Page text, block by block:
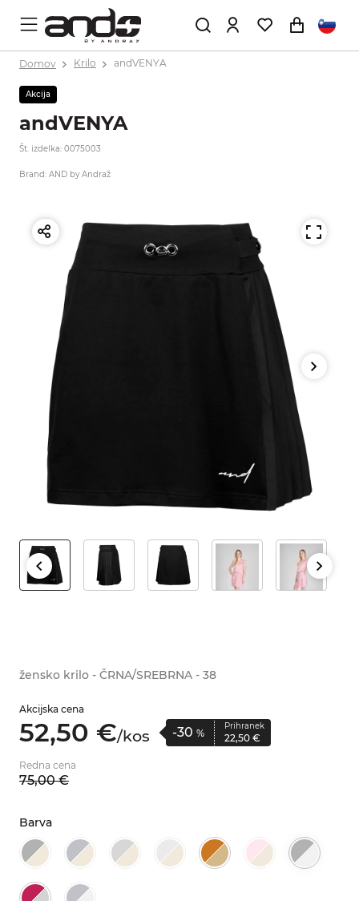
Domov Krilo andVENYA
Akcija
andVENYA
Št. izdelka: 0075003
Brand: AND by Andraž
žensko krilo - ČRNA/SREBRNA - 38
Akcijska cena
52,50 €/kos -30 %
Prihranek
22,50 €
Redna cena
75,00 €
Barva